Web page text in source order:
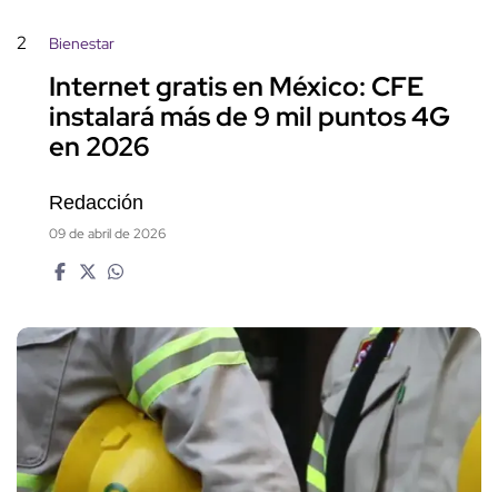
2 Bienestar
Internet gratis en México: CFE
instalará más de 9 mil puntos 4G
en 2026
Redacción
09 de abril de 2026